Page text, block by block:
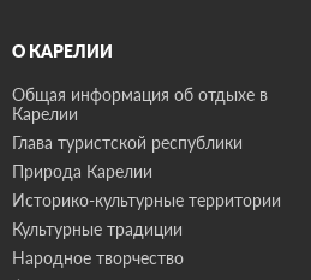
О КАРЕЛИИ
Общая информация об отдыхе в
Карелии
Глава туристской республики
Природа Карелии
Историко-культурные территории
Культурные традиции
Народное творчество